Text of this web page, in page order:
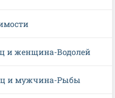
и женщина-Водолей
и мужчина-Рыбы